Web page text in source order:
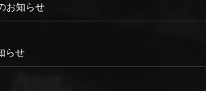
お知らせ
らせ